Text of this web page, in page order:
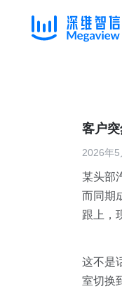
客户
2026年5
某头部
而同期
跟上，
这不是
室切换